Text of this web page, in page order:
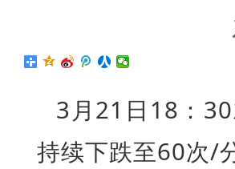
3月21日18：
持续下跌至60次/